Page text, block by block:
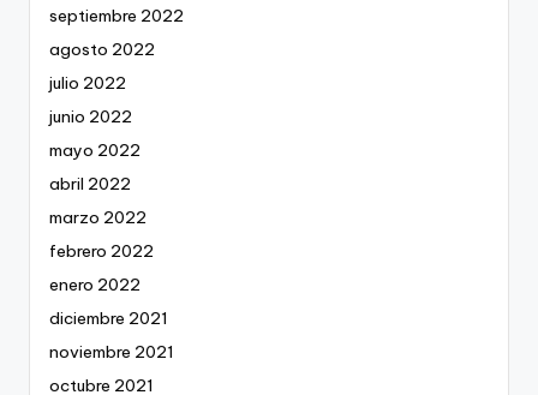
septiembre 2022
agosto 2022
julio 2022
junio 2022
mayo 2022
abril 2022
marzo 2022
febrero 2022
enero 2022
diciembre 2021
noviembre 2021
octubre 2021